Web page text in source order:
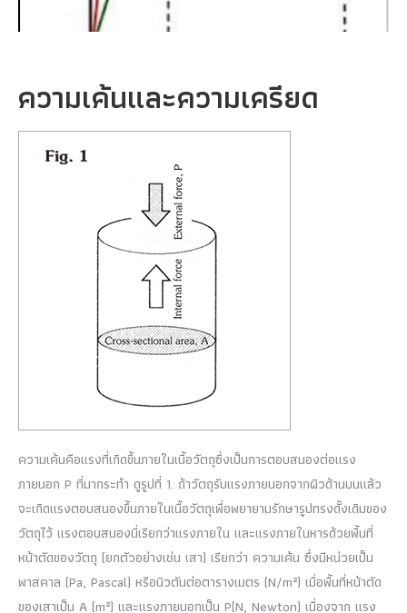
ความเค้นและความเครียด
ความเค้นคือแรงที่เกิดขึ้นภายในเนื้อวัตถุซึ่งเป็นการตอบสนองต่อแรง
ภายนอก P ที่มากระทำ ดูรูปที่ 1. ถ้าวัตถุรับแรงภายนอกจากผิวด้านบนแล้ว
จะเกิดแรงตอบสนองขึ้นภายในเนื้อวัตถุเพื่อพยายามรักษารูปทรงดั้งเดิมของ
วัตถุไว้ แรงตอบสนองนี่เรียกว่าแรงภายใน และแรงภายในหารด้วยพื้นที่
หน้าตัดของวัตถุ (ยกตัวอย่างเช่น เสา) เรียกว่า ความเค้น ซึ่งมีหน่วยเป็น
พาสคาล (Pa, Pascal) หรือนิวตันต่อตารางเมตร (N/m²) เมื่อพื้นที่หน้าตัด
ของเสาเป็น A (m²) และแรงภายนอกเป็น P(N, Newton) เนื่องจาก แรง